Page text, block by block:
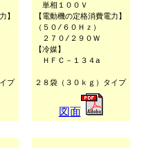
】
プ
単相１００Ｖ
【電動機の定格消費電力】
（５０/６０Ｈｚ）
２７０/２９０Ｗ
【冷媒】
ＨＦＣ－１３４a
２８袋（３０ｋｇ）タイプ
図面